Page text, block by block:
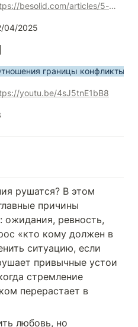
https://besolid.com/articles/5-prichin-razrusheniya-otnosheniy
04/2025
границы конфликты
youtu.be/4sJ5tnE1bB8
рушатся? В этом
причины
ожидания, ревность,
«кто кому должен в
ситуацию, если
привычные устои
стремление
перерастает в
любовь, но